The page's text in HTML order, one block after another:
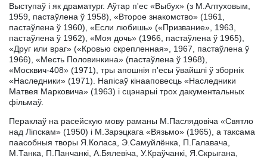
Выступаў і як драматург. Аўтар п'ес «Выбух» (з М.Алтуховым,
1959, пастаўлена ў 1958), «Второе знакомство» (1961,
пастаўлена ў 1960), «Если любишь» («Призвание», 1963,
пастаўлена ў 1962), «Моя дочь» (1966, пастаўлена ў 1965),
«Друг или враг» («Кровью скрепленная», 1967, пастаўлена ў
1966), «Месть Половинкина» (пастаўлена ў 1968),
«Москвич-408» (1971), тры апошнія п'есы ўвайшлі ў зборнік
«Наследники» (1971). Напісаў кінааповесць «Наследники
Матвея Марковича» (1963) і сцэнарыі трох дакументальных
фільмаў.
Пераклаў на расейскую мову раманы М.Паслядовіча «Святло
над Ліпскам» (1950) і М.Зарэцкага «Вязьмо» (1965), а таксама
паасобныя творы Я.Коласа, Э.Самуйлёнка, П.Галавача,
М.Танка, П.Панчанкі, А.Бялевіча, У.Краўчанкі, Я.Скрыгана,